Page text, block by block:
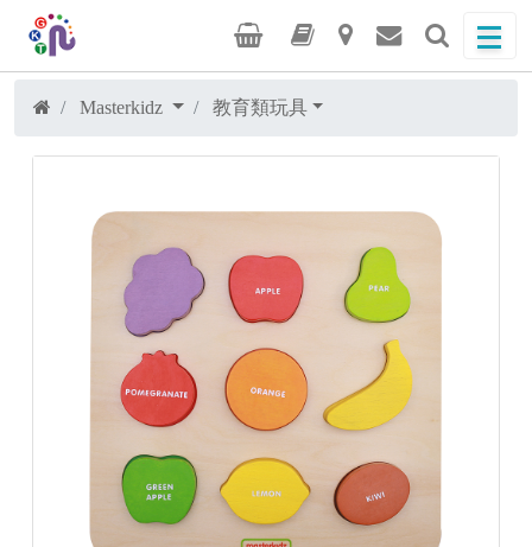
Masterkidz 教育類玩具